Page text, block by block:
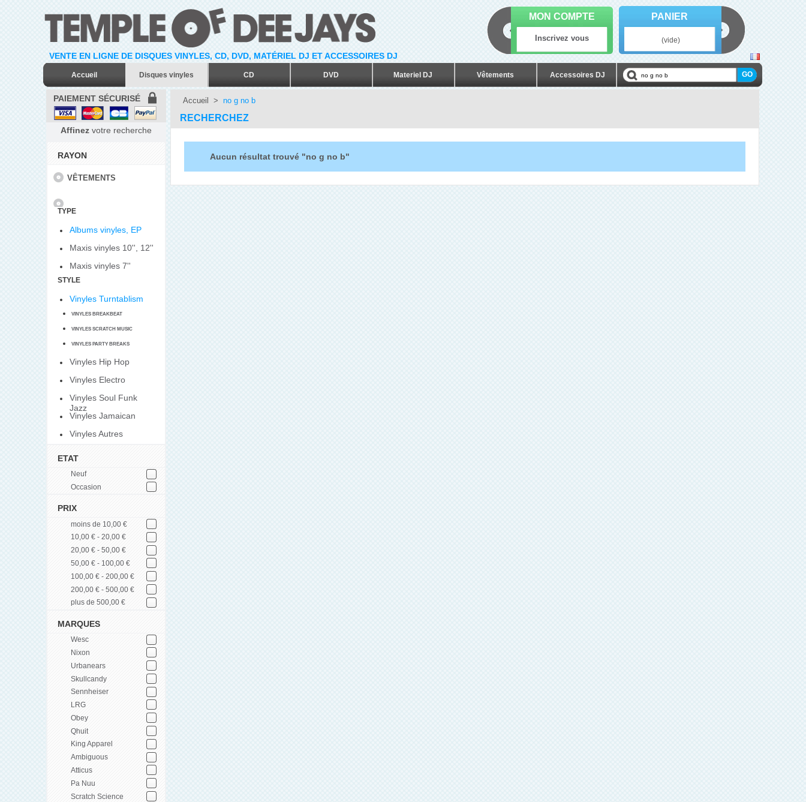
VENTE EN LIGNE DE DISQUES VINYLES, CD, DVD, MATÉRIEL DJ ET ACCESSOIRES DJ
Accueil Disques vinyles CD DVD Materiel DJ Vêtements Accessoires DJ
MON COMPTE
Inscrivez vous
PANIER
(vide)
PAIEMENT SÉCURISÉ
Affinez votre recherche
RAYON
VÊTEMENTS
TYPE
Albums vinyles, EP
Maxis vinyles 10'', 12''
Maxis vinyles 7''
STYLE
Vinyles Turntablism
VINYLES BREAKBEAT
VINYLES SCRATCH MUSIC
VINYLES PARTY BREAKS
Vinyles Hip Hop
Vinyles Electro
Vinyles Soul Funk
Jazz
Vinyles Jamaican
Vinyles Autres
ETAT
Neuf
Occasion
PRIX
moins de 10,00 €
10,00 € - 20,00 €
20,00 € - 50,00 €
50,00 € - 100,00 €
100,00 € - 200,00 €
200,00 € - 500,00 €
plus de 500,00 €
MARQUES
Wesc
Nixon
Urbanears
Skullcandy
Sennheiser
LRG
Obey
Qhuit
King Apparel
Ambiguous
Atticus
Pa Nuu
Scratch Science
Accueil > no g no b
RECHERCHEZ
Aucun résultat trouvé "no g no b"